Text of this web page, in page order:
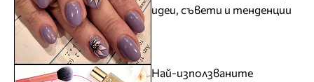
идеи, съвети и тенденции
Най-използваните